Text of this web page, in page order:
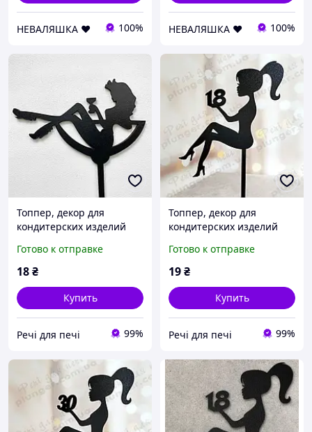
НЕВАЛЯШКА ♥️ 100% НЕВАЛЯШКА ♥️ 100%
Топпер, декор для
кондитерских изделий
Готово к отправке
18₴
Купить
Речі для печі 99%
Топпер, декор для
кондитерских изделий
Готово к отправке
19₴
Купить
Речі для печі 99%